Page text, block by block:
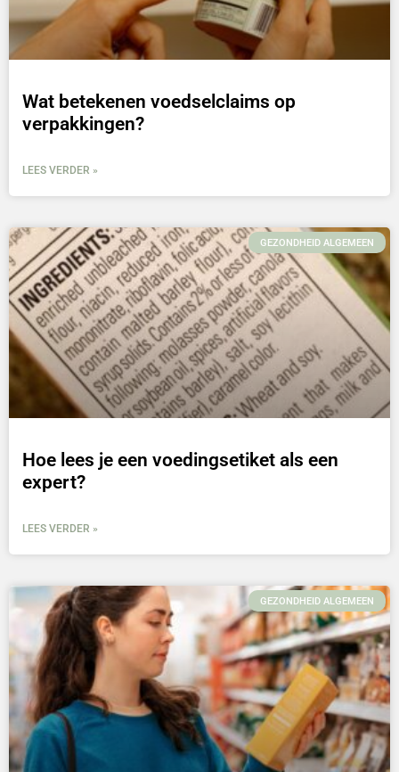
Wat betekenen voedselclaims op
verpakkingen?
LEES VERDER »
GEZONDHEID ALGEMEEN
Hoe lees je een voedingsetiket als een
expert?
LEES VERDER »
GEZONDHEID ALGEMEEN